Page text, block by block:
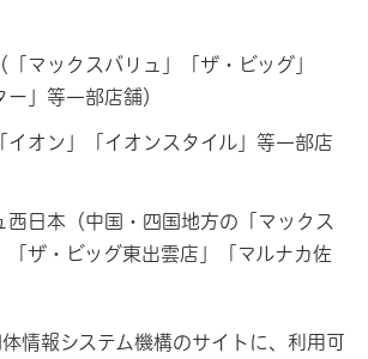
マックスバリュ」「ザ・ビッグ」
ー」等一部店舗）
イオン」「イオンスタイル」等一部店
西日本（中国・四国地方の「マックス
「ザ・ビッグ東出雲店」「マルナカ佐
情報システム機構のサイトに、利用可